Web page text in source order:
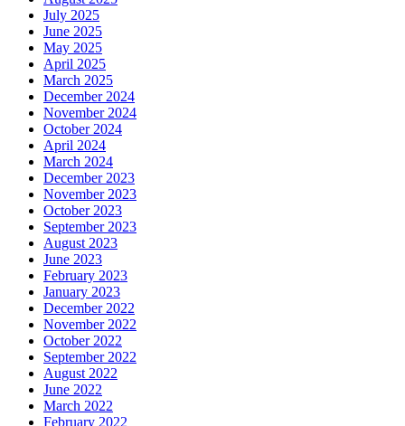
July 2025
June 2025
May 2025
April 2025
March 2025
December 2024
November 2024
October 2024
April 2024
March 2024
December 2023
November 2023
October 2023
September 2023
August 2023
June 2023
February 2023
January 2023
December 2022
November 2022
October 2022
September 2022
August 2022
June 2022
March 2022
February 2022